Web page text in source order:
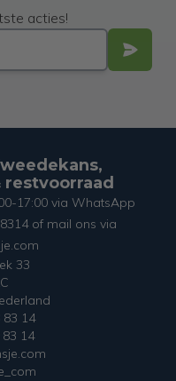
acties!
17:00 via WhatsApp
of mail ons via
33
83 14
14